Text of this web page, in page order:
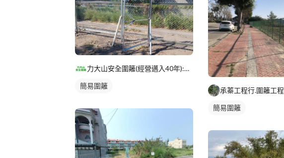
力大山安全圍籬(經營邁入40年):苗栗新竹台中以北工地甲種圍籬工程
簡易圍籬
承蓁工程行.圍籬工程
簡易圍籬